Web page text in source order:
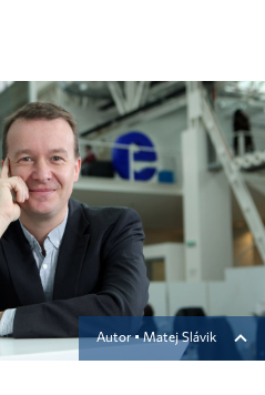
Autor ▪Matej Slávik